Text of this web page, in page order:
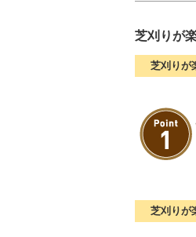
芝刈りが
芝刈りが
芝刈りが